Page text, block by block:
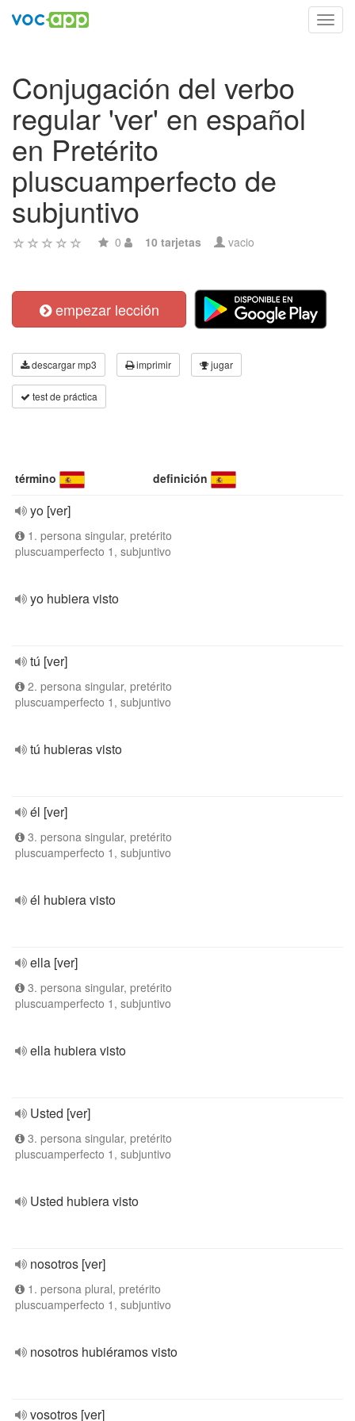
Conjugación del verbo
regular 'ver' en español
en Pretérito
pluscuamperfecto de
subjuntivo
0 10 tarjetas vacio
empezar lección
descargar mp3 imprimir jugar
test de práctica
término definición
yo [ver]
1. persona singular, pretérito
pluscuamperfecto 1, subjuntivo
yo hubiera visto
tú [ver]
2. persona singular, pretérito
pluscuamperfecto 1, subjuntivo
tú hubieras visto
él [ver]
3. persona singular, pretérito
pluscuamperfecto 1, subjuntivo
él hubiera visto
ella [ver]
3. persona singular, pretérito
pluscuamperfecto 1, subjuntivo
ella hubiera visto
Usted [ver]
3. persona singular, pretérito
pluscuamperfecto 1, subjuntivo
Usted hubiera visto
nosotros [ver]
1. persona plural, pretérito
pluscuamperfecto 1, subjuntivo
nosotros hubiéramos visto
vosotros [ver]